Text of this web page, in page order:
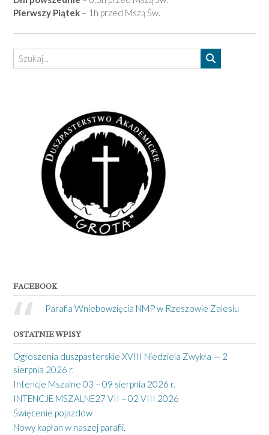
Pierwszy Piątek – 1h przed Mszą Św.
FACEBOOK
Parafia Wniebowzięcia NMP w Rzeszowie Zalesiu
OSTATNIE WPISY
Ogłoszenia duszpasterskie XVIII Niedziela Zwykła — 2
sierpnia 2026 r.
Intencje Mszalne 03 – 09 sierpnia 2026 r.
INTENCJE MSZALNE27 VII – 02 VIII 2026
Święcenie pojazdów
Nowy kapłan w naszej parafii.